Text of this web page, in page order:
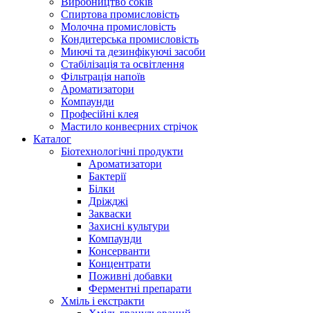
Спиртова промисловість
Молочна промисловість
Кондитерська промисловість
Миючі та дезинфікуючі засоби
Стабілізація та освітлення
Фільтрація напоїв
Ароматизатори
Компаунди
Професійні клея
Мастило конвеєрних стрічок
Каталог
Біотехнологічні продукти
Ароматизатори
Бактерії
Білки
Дріжджі
Закваски
Захисні культури
Компаунди
Консерванти
Концентрати
Поживні добавки
Ферментні препарати
Хміль і екстракти